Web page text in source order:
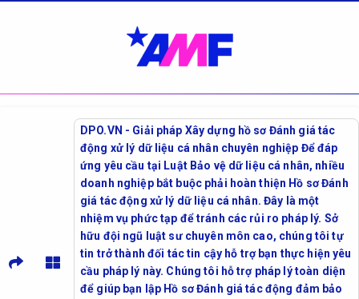
DPO.VN - Giải pháp Xây dựng hồ sơ Đánh giá tác
động xử lý dữ liệu cá nhân chuyên nghiệp Để đáp
ứng yêu cầu tại Luật Bảo vệ dữ liệu cá nhân, nhiều
doanh nghiệp bắt buộc phải hoàn thiện Hồ sơ Đánh
giá tác động xử lý dữ liệu cá nhân. Đây là một
nhiệm vụ phức tạp để tránh các rủi ro pháp lý. Sở
hữu đội ngũ luật sư chuyên môn cao, chúng tôi tự
tin trở thành đối tác tin cậy hỗ trợ bạn thực hiện yêu
cầu pháp lý này. Chúng tôi hỗ trợ pháp lý toàn diện
để giúp bạn lập Hồ sơ Đánh giá tác động đảm bảo